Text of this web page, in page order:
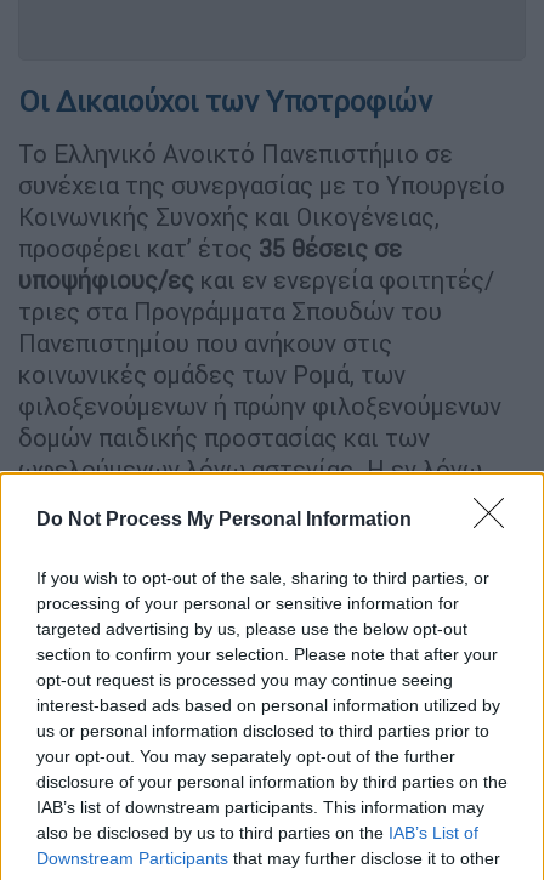
Do Not Process My Personal Information
If you wish to opt-out of the sale, sharing to third parties, or
processing of your personal or sensitive information for
targeted advertising by us, please use the below opt-out
section to confirm your selection. Please note that after your
opt-out request is processed you may continue seeing
interest-based ads based on personal information utilized by
us or personal information disclosed to third parties prior to
your opt-out. You may separately opt-out of the further
disclosure of your personal information by third parties on the
IAB’s list of downstream participants. This information may
also be disclosed by us to third parties on the IAB’s List of
Downstream Participants that may further disclose it to other
Οι Δικαιούχοι των Υποτροφιών
Το Ελληνικό Ανοικτό Πανεπιστήμιο σε
συνέχεια της συνεργασίας με το Υπουργείο
Κοινωνικής Συνοχής και Οικογένειας,
προσφέρει κατ’ έτος 35 θέσεις σε
υποψήφιους/ες και εν ενεργεία φοιτητές/
τριες στα Προγράμματα Σπουδών του
Πανεπιστημίου που ανήκουν στις
κοινωνικές ομάδες των Ρομά, των
φιλοξενούμενων ή πρώην φιλοξενούμενων
δομών παιδικής προστασίας και των
ωφελούμενων λόγω αστεγίας. Η εν λόγω
Θεματικών Ενοτήτων στα Προγράμματα
2025-2026.
Τα απαιτούμενα συμπληρωματικά
δικαιολογητικά όπως αυτά ορίζονται βάσει
του Πρωτοκόλλου Συνεργασίας είναι: Οι
υποψήφιοι που ανήκουν στην κοινωνική
ομάδαΡομά, θα πρέπει να υποβάλουν αίτηση
συμμετοχής μέσω του Παραρτήματος Ρομά ή
Κέντρου Κοινότητας και να επισυναφθεί:
Βεβαίωση μόνιμης κατοικίας από το Δήμο